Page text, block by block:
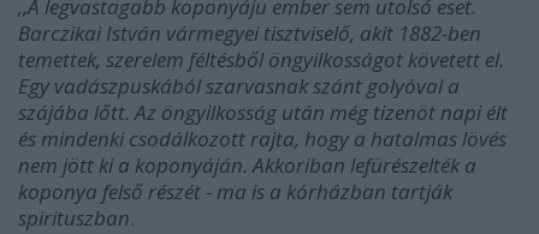
,,A legvastagabb koponyáju ember sem utolsó eset.
Barczikai István vármegyei tisztviselő, akit 1882-ben
temettek, szerelem féltésből öngyilkosságot követett el.
Egy vadászpuskából szarvasnak szánt golyóval a
szájába lőtt. Az öngyilkosság után még tizenöt napi élt
és mindenki csodálkozott rajta, hogy a hatalmas lövés
nem jött ki a koponyáján. Akkoriban lefürészelték a
koponya felső részét - ma is a kórházban tartják
spirituszban.